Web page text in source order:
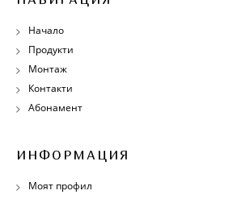
Начало
Продукти
Монтаж
Контакти
Абонамент
ИНФОРМАЦИЯ
Моят профил